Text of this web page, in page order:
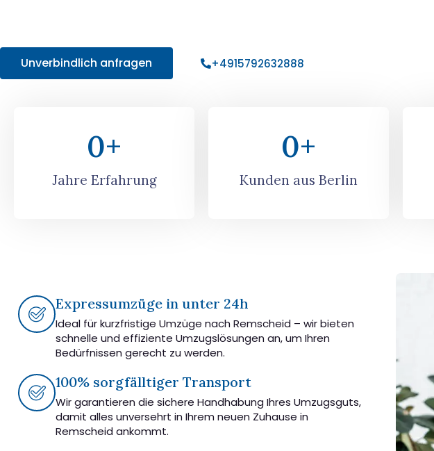
Unverbindlich anfragen +4915792632888
Jahre Erfahrung
0+
Kunden aus Berlin
0+
Expressumzüge in unter 24h
Ideal für kurzfristige Umzüge nach Remscheid – wir bieten
schnelle und effiziente Umzugslösungen an, um Ihren
Bedürfnissen gerecht zu werden.
100% sorgfälltiger Transport
Wir garantieren die sichere Handhabung Ihres Umzugsguts,
damit alles unversehrt in Ihrem neuen Zuhause in
Remscheid ankommt.